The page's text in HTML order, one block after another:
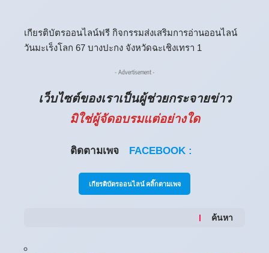
เกียรติบัตรออนไลน์ฟรี กิจกรรมส่งเสริมการอ่านออนไลน์
วันมะเร็งโลก 67 บางปะกง จังหวัดฉะเชิงเทรา 1
- Advertisement -
เว็บไซต์ของเราเป็นผู้ช่วยกระจายข่าว
มิใช่ผู้จัดอบรมแต่อย่างใด
ติดตามเพจ FACEBOOK :
เกียรติบัตรออนไลน์ คลิ๊กตามเพจ
ค้นหา